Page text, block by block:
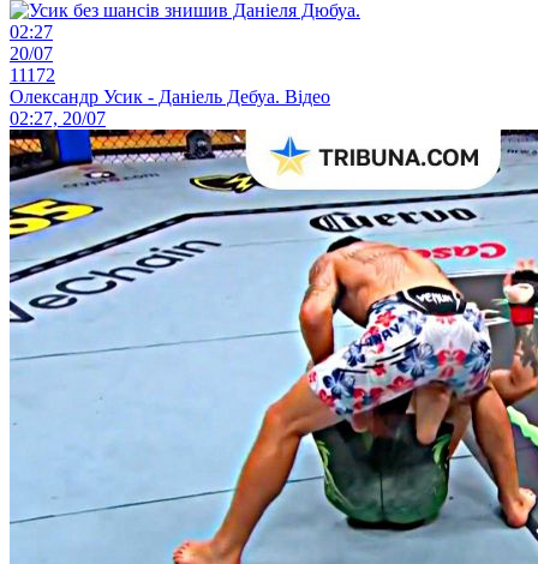
02:27
20/07
11172
Олександр Усик - Даніель Дебуа. Відео
02:27, 20/07